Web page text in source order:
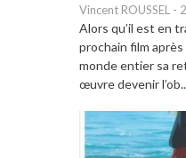
Vincent ROUSSEL -
Alors qu’il est en
prochain film
monde entier sa
œuvre devenir